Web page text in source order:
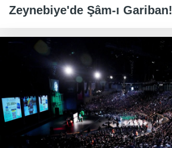
Zeynebiye'de Şâm-ı Gariban!